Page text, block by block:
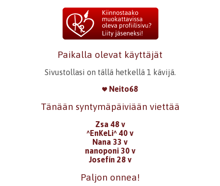
Paikalla olevat käyttäjät
Sivustollasi on tällä hetkellä 1 kävijä.
Neito68
Tänään syntymäpäiviään viettää
Zsa 48 v
^EnKeLi^ 40 v
Nana 33 v
nanoponi 30 v
Josefín 28 v
Paljon onnea!